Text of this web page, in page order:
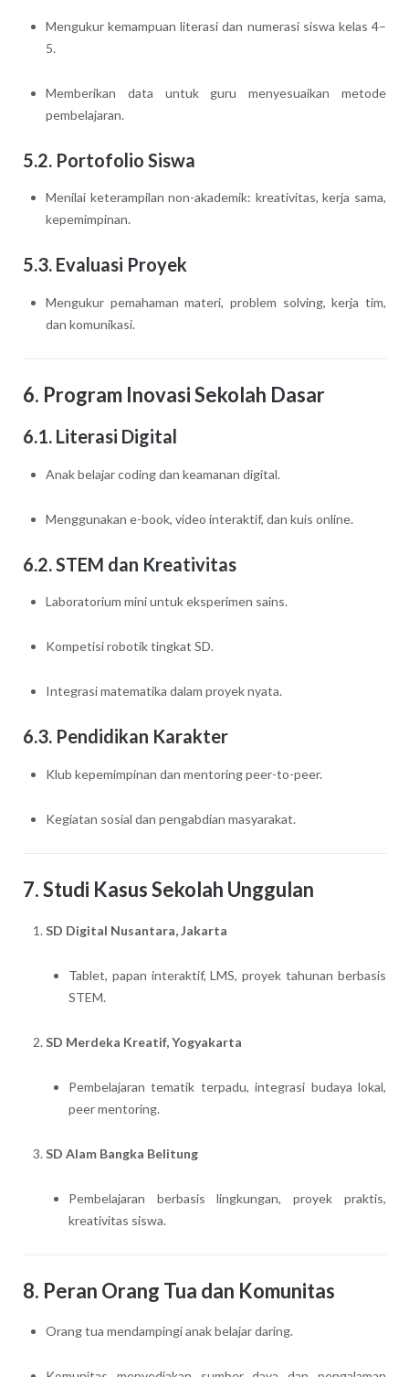
Mengukur kemampuan literasi dan numerasi siswa kelas 4–
5.
Memberikan data untuk guru menyesuaikan metode
pembelajaran.
5.2. Portofolio Siswa
Menilai keterampilan non-akademik: kreativitas, kerja sama,
kepemimpinan.
5.3. Evaluasi Proyek
Mengukur pemahaman materi, problem solving, kerja tim,
dan komunikasi.
6. Program Inovasi Sekolah Dasar
6.1. Literasi Digital
Anak belajar coding dan keamanan digital.
Menggunakan e-book, video interaktif, dan kuis online.
6.2. STEM dan Kreativitas
Laboratorium mini untuk eksperimen sains.
Kompetisi robotik tingkat SD.
Integrasi matematika dalam proyek nyata.
6.3. Pendidikan Karakter
Klub kepemimpinan dan mentoring peer-to-peer.
Kegiatan sosial dan pengabdian masyarakat.
7. Studi Kasus Sekolah Unggulan
SD Digital Nusantara, Jakarta
Tablet, papan interaktif, LMS, proyek tahunan berbasis
STEM.
SD Merdeka Kreatif, Yogyakarta
Pembelajaran tematik terpadu, integrasi budaya lokal,
peer mentoring.
SD Alam Bangka Belitung
Pembelajaran berbasis lingkungan, proyek praktis,
kreativitas siswa.
8. Peran Orang Tua dan Komunitas
Orang tua mendampingi anak belajar daring.